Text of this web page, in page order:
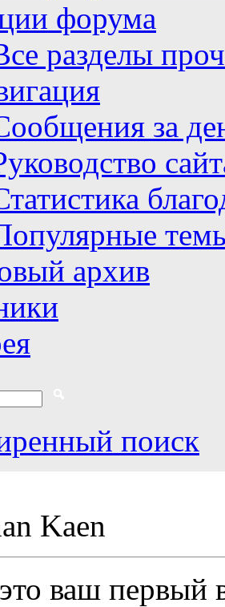
форума
разделы
за
архив
поиск
Kaen
ваш первый